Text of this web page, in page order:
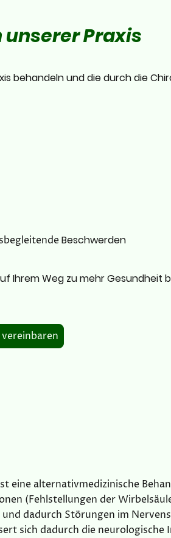
Praxis
behandeln und die durch die
Beschwerden
Ihrem Weg zu mehr Gesundheit
eine alternativmedizinische
(Fehlstellungen der
und dadurch Störungen im
sich dadurch die